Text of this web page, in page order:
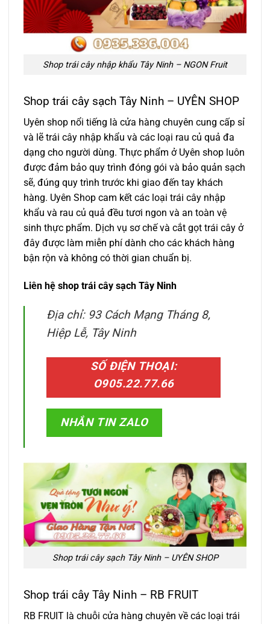
Shop trái cây nhập khẩu Tây Ninh – NGON Fruit
Shop trái cây sạch Tây Ninh – UYÊN SHOP
Uyên shop nổi tiếng là cửa hàng chuyên cung cấp sỉ
và lẽ trái cây nhập khẩu và các loại rau củ quả đa
dạng cho người dùng. Thực phẩm ở Uyên shop luôn
được đảm bảo quy trình đóng gói và bảo quản sạch
sẽ, đúng quy trình trước khi giao đến tay khách
hàng. Uyên Shop cam kết các loại trái cây nhập
khẩu và rau củ quả đều tươi ngon và an toàn vệ
sinh thực phẩm. Dịch vụ sơ chế và cắt gọt trái cây ở
đây được làm miễn phí dành cho các khách hàng
bận rộn và không có thời gian chuẩn bị.
Liên hệ shop trái cây sạch Tây Ninh
Địa chỉ: 93 Cách Mạng Tháng 8,
Hiệp Lễ, Tây Ninh
SỐ ĐIỆN THOẠI:
O905.22.77.66
NHẮN TIN ZALO
Shop trái cây sạch Tây Ninh – UYÊN SHOP
Shop trái cây Tây Ninh – RB FRUIT
RB FRUIT là chuỗi cửa hàng chuyên về các loại trái